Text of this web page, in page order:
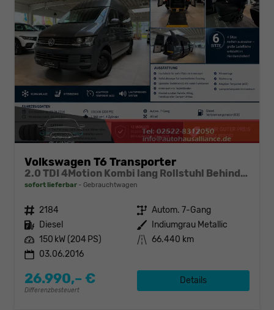
Volkswagen T6 Transporter
2.0 TDI 4Motion Kombi lang Rollstuhl Behindertengerecht
sofort lieferbar Gebrauchtwagen
Fahrzeugnr. 2184 Getriebe Autom. 7-Gang
Kraftstoff Diesel Außenfarbe
Indiumgrau Metallic
Leistung 150 kW (204 PS) Kilometerstand 66.440 km
03.06.2016
26.990,– €
Differenzbesteuert
Details